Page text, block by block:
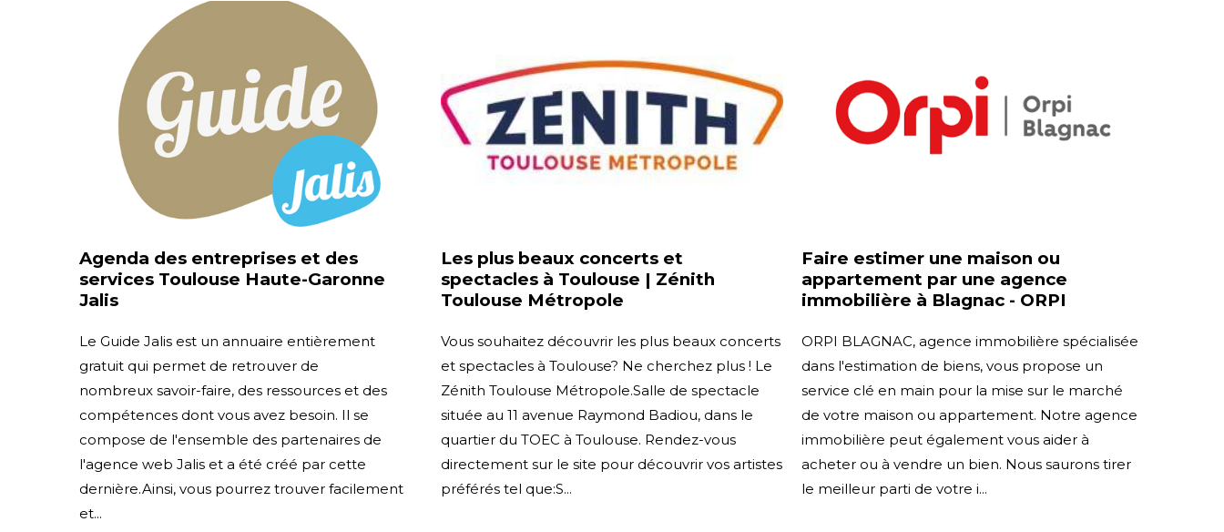
Agenda des entreprises et des
services Toulouse Haute-Garonne
Jalis
Le Guide Jalis est un annuaire entièrement
gratuit qui permet de retrouver de
nombreux savoir-faire, des ressources et des
compétences dont vous avez besoin. Il se
compose de l'ensemble des partenaires de
l'agence web Jalis et a été créé par cette
dernière.Ainsi, vous pourrez trouver facilement
et...
Les plus beaux concerts et
spectacles à Toulouse | Zénith
Toulouse Métropole
Vous souhaitez découvrir les plus beaux concerts
et spectacles à Toulouse? Ne cherchez plus ! Le
Zénith Toulouse Métropole.Salle de spectacle
située au 11 avenue Raymond Badiou, dans le
quartier du TOEC à Toulouse. Rendez-vous
directement sur le site pour découvrir vos artistes
préférés tel que:S...
Faire estimer une maison ou
appartement par une agence
immobilière à Blagnac - ORPI
ORPI BLAGNAC, agence immobilière spécialisée
dans l'estimation de biens, vous propose un
service clé en main pour la mise sur le marché
de votre maison ou appartement. Notre agence
immobilière peut également vous aider à
acheter ou à vendre un bien. Nous saurons tirer
le meilleur parti de votre i...